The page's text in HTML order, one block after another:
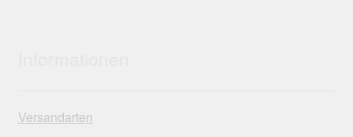
Versandarten